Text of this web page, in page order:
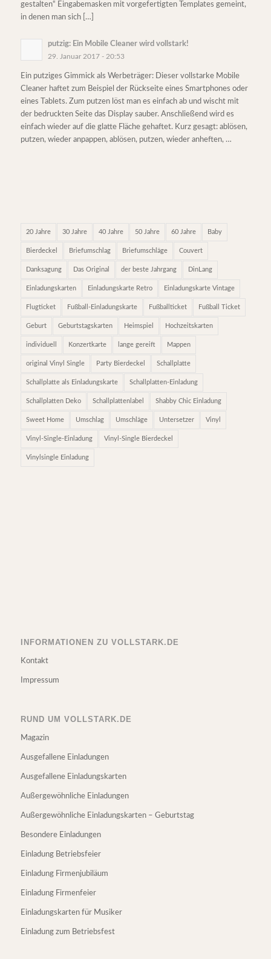
gestalten“ Eingabemasken mit vorgefertigten Templates gemeint,
in denen man sich […]
putzig: Ein Mobile Cleaner wird vollstark!
29. Januar 2017 - 20:53
Ein putziges Gimmick als Werbeträger: Dieser vollstarke Mobile
Cleaner haftet zum Beispiel der Rückseite eines Smartphones oder
eines Tablets. Zum putzen löst man es einfach ab und wischt mit
der bedruckten Seite das Display sauber. Anschließend wird es
einfach wieder auf die glatte Fläche gehaftet. Kurz gesagt: ablösen,
putzen, wieder anpappen, ablösen, putzen, wieder anheften, …
20 Jahre 30 Jahre 40 Jahre 50 Jahre 60 Jahre Baby
Bierdeckel Briefumschlag Briefumschläge Couvert
Danksagung Das Original der beste Jahrgang DinLang
Einladungskarten Einladungskarte Retro Einladungskarte Vintage
Flugticket Fußball-Einladungskarte Fußballticket Fußball Ticket
Geburt Geburtstagskarten Heimspiel Hochzeitskarten
individuell Konzertkarte lange gereift Mappen
original Vinyl Single Party Bierdeckel Schallplatte
Schallplatte als Einladungskarte Schallplatten-Einladung
Schallplatten Deko Schallplattenlabel Shabby Chic Einladung
Sweet Home Umschlag Umschläge Untersetzer Vinyl
Vinyl-Single-Einladung Vinyl-Single Bierdeckel
Vinylsingle Einladung
INFORMATIONEN ZU VOLLSTARK.DE
Kontakt
Impressum
RUND UM VOLLSTARK.DE
Magazin
Ausgefallene Einladungen
Ausgefallene Einladungskarten
Außergewöhnliche Einladungen
Außergewöhnliche Einladungskarten – Geburtstag
Besondere Einladungen
Einladung Betriebsfeier
Einladung Firmenjubiläum
Einladung Firmenfeier
Einladungskarten für Musiker
Einladung zum Betriebsfest